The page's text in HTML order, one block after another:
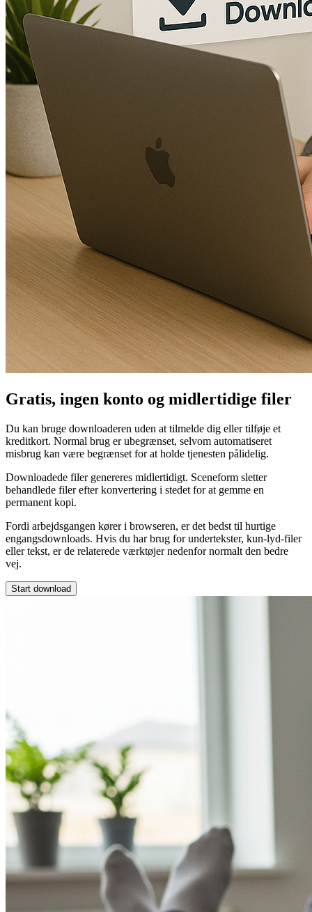
Gratis, ingen konto og midlertidige filer
Du kan bruge downloaderen uden at tilmelde dig eller tilføje et
kreditkort. Normal brug er ubegrænset, selvom automatiseret
misbrug kan være begrænset for at holde tjenesten pålidelig.
Downloadede filer genereres midlertidigt. Sceneform sletter
behandlede filer efter konvertering i stedet for at gemme en
permanent kopi.
Fordi arbejdsgangen kører i browseren, er det bedst til hurtige
engangsdownloads. Hvis du har brug for undertekster, kun-lyd-filer
eller tekst, er de relaterede værktøjer nedenfor normalt den bedre
vej.
Start download